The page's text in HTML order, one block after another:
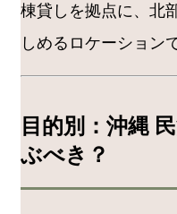
棟貸しを拠点に、北
しめるロケーション
目的別：沖縄
ぶべき？